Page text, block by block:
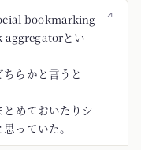
↗
bookmarking
aggregatorとい
らかと言うと
めておいたりシ
っていた。